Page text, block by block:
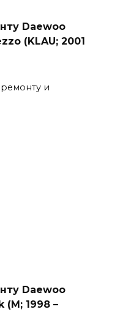
Daewoo
(KLAU; 2001
и
Daewoo
(M; 1998 –